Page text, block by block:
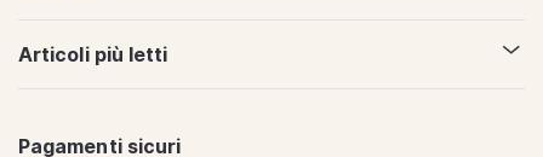
Articoli più letti
Pagamenti sicuri